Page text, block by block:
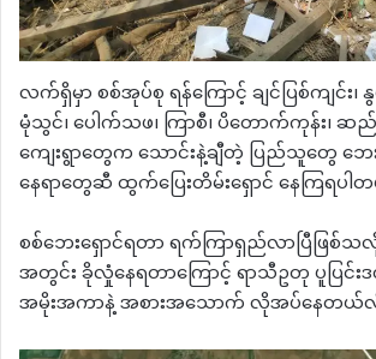
လက်ရှိမှာ စစ်အုပ်စု ရန်ကြောင့် ချင်ပြစ်ကျင်း၊ နွ
မုံသွင်၊ ပေါက်သဖ၊ ကြာစီ၊ ပိတောက်ကုန်း၊ ဆ
ကျေးရွာတွေက သောင်းနဲ့ချီတဲ့ ပြည်သူတွေ
နေရာတွေဆီ ထွက်​ပြေးတိမ်းရှောင် နေကြရပါ
စစ်ဘေးရှောင်ရတာ ရက်ကြာရှည်လာပြီဖြစ်
အတွင်း ခိုလှုံနေရတာကြောင့် ရာသီဥတု ပူပြင်းဒ
အမိုးအကာနဲ့ အစားအသောက် လိုအပ်နေတယ်